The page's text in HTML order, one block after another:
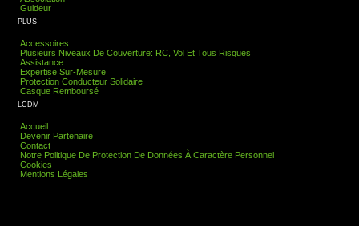
Guideur
PLUS
Accessoires
Plusieurs Niveaux De Couverture: RC, Vol Et Tous Risques
Assistance
Expertise Sur-Mesure
Protection Conducteur Solidaire
Casque Remboursé
LCDM
Accueil
Devenir Partenaire
Contact
Notre Politique De Protection De Données À Caractère Personnel
Cookies
Mentions Légales